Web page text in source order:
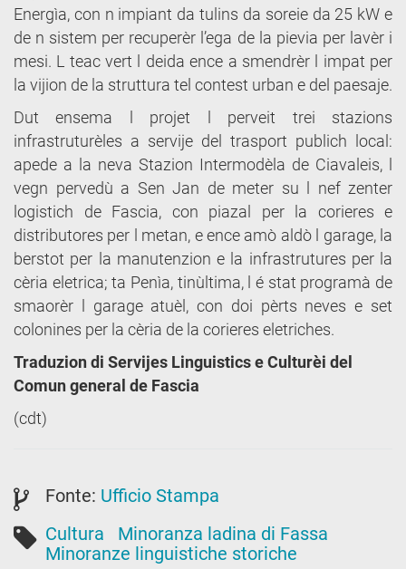
Energìa, con n impiant da tulins da soreie da 25 kW e
de n sistem per recuperèr l’ega de la pievia per lavèr i
mesi. L teac vert l deida ence a smendrèr l impat per
la vijion de la struttura tel contest urban e del paesaje.
Dut ensema l projet l perveit trei stazions
infrastruturèles a servije del trasport publich local:
apede a la neva Stazion Intermodèla de Ciavaleis, l
vegn pervedù a Sen Jan de meter su l nef zenter
logistich de Fascia, con piazal per la corieres e
distributores per l metan, e ence amò aldò l garage, la
berstot per la manutenzion e la infrastrutures per la
cèria eletrica; ta Penìa, tinùltima, l é stat programà de
smaorèr l garage atuèl, con doi pèrts neves e set
colonines per la cèria de la corieres eletriches.
Traduzion di Servijes Linguistics e Culturèi del
Comun general de Fascia
(cdt)
Fonte: Ufficio Stampa
Cultura
Minoranza ladina di Fassa
Minoranze linguistiche storiche